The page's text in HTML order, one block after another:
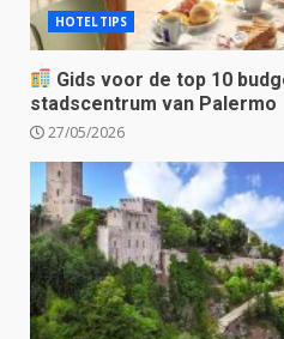
HOTELTIPS
Gids voor de top 10
stadscentrum van Palermo
27/05/2026